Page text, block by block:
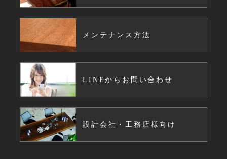
メンテナンス方法
LINEからお問い合わせ
設計会社・工務店様向け